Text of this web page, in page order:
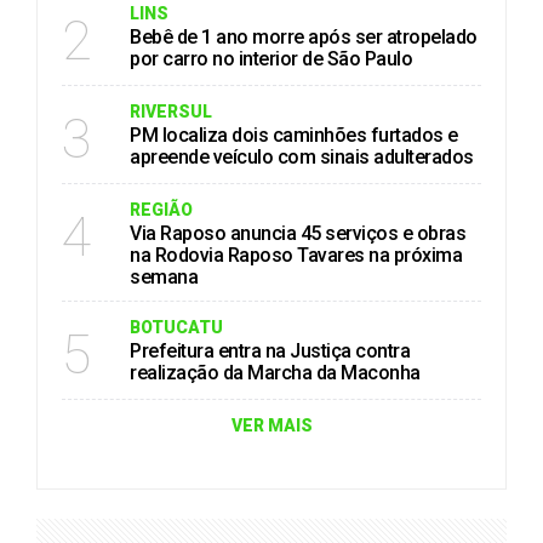
2 LINS
Bebê de 1 ano morre após ser atropelado
por carro no interior de São Paulo
3 RIVERSUL
PM localiza dois caminhões furtados e
apreende veículo com sinais adulterados
4 REGIÃO
Via Raposo anuncia 45 serviços e obras
na Rodovia Raposo Tavares na próxima
semana
5 BOTUCATU
Prefeitura entra na Justiça contra
realização da Marcha da Maconha
VER MAIS